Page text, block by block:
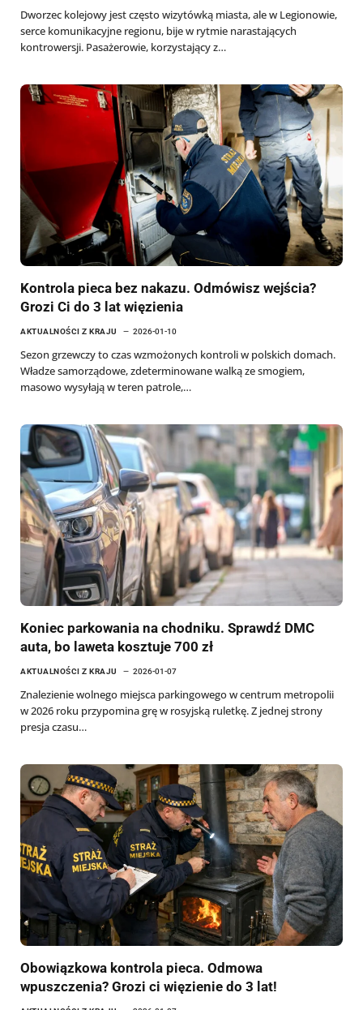
Dworzec kolejowy jest często wizytówką miasta, ale w Legionowie,
serce komunikacyjne regionu, bije w rytmie narastających
kontrowersji. Pasażerowie, korzystający z…
Kontrola pieca bez nakazu. Odmówisz wejścia?
Grozi Ci do 3 lat więzienia
AKTUALNOŚCI Z KRAJU 2026-01-10
Sezon grzewczy to czas wzmożonych kontroli w polskich domach.
Władze samorządowe, zdeterminowane walką ze smogiem,
masowo wysyłają w teren patrole,…
Koniec parkowania na chodniku. Sprawdź DMC
auta, bo laweta kosztuje 700 zł
AKTUALNOŚCI Z KRAJU 2026-01-07
Znalezienie wolnego miejsca parkingowego w centrum metropolii
w 2026 roku przypomina grę w rosyjską ruletkę. Z jednej strony
presja czasu…
Obowiązkowa kontrola pieca. Odmowa
wpuszczenia? Grozi ci więzienie do 3 lat!